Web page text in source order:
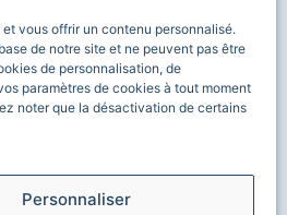
vous offrir un contenu personnalisé.
de notre site et ne peuvent pas être
de personnalisation, de
paramètres de cookies à tout moment
noter que la désactivation de certains
Personnaliser
En savoir plus